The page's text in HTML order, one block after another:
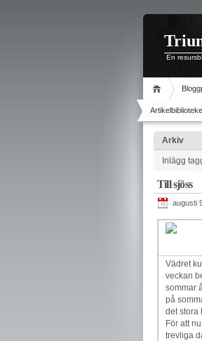
En
Arkiv
Inlägg
Till sjöss
augusti
Vädret
veckan
sommar
på
det stora
För att
trevliga